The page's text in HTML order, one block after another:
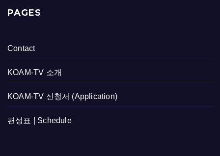
PAGES
Contact
KOAM-TV 소개
KOAM-TV 신청서 (Application)
편성표 | Schedule